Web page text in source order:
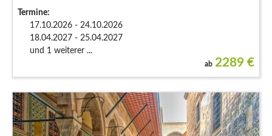
Termine:
17.10.2026 - 24.10.2026
18.04.2027 - 25.04.2027
und 1 weiterer ...
ab 2289 €